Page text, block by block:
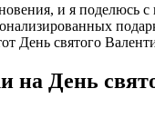
и я поделюсь
День святого
День